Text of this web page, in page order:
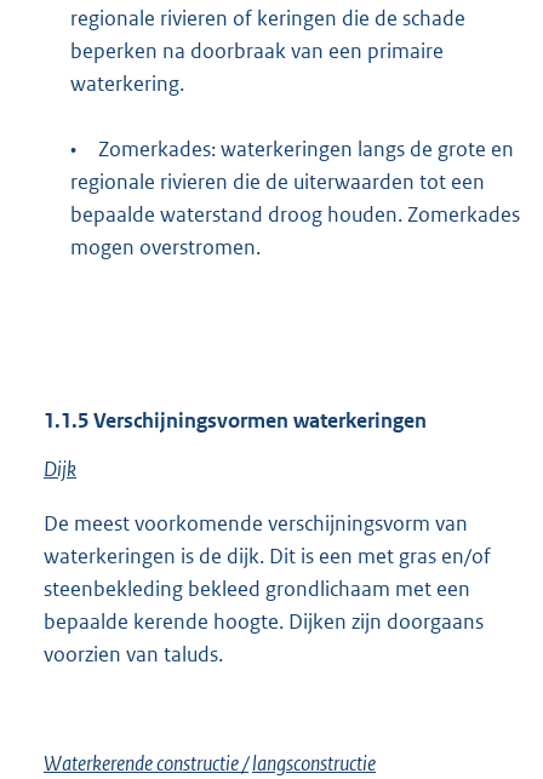
regionale rivieren of keringen die de schade
beperken na doorbraak van een primaire
waterkering.
•
Zomerkades: waterkeringen langs de grote en
regionale rivieren die de uiterwaarden tot een
bepaalde waterstand droog houden. Zomerkades
mogen overstromen.
1.1.5Verschijningsvormen waterkeringen
Dijk
De meest voorkomende verschijningsvorm van
waterkeringen is de dijk. Dit is een met gras en/of
steenbekleding bekleed grondlichaam met een
bepaalde kerende hoogte. Dijken zijn doorgaans
voorzien van taluds.
Waterkerendeconstructie /langsconstructie